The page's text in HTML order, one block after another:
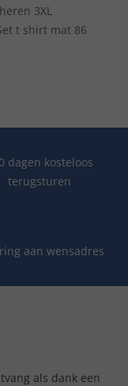
3XL
t shirt mat 86
dagen kosteloos
terugsturen
aan wensadres
als dank een